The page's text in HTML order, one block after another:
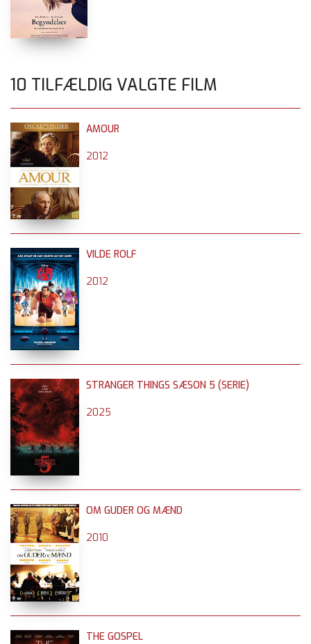
10 TILFÆLDIG VALGTE FILM
AMOUR
2012
VILDE ROLF
2012
STRANGER THINGS SÆSON 5 (SERIE)
2025
OM GUDER OG MÆND
2010
THE GOSPEL